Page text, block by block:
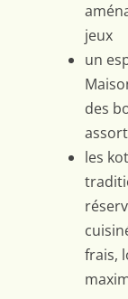
jeux
un
des
les
frais,